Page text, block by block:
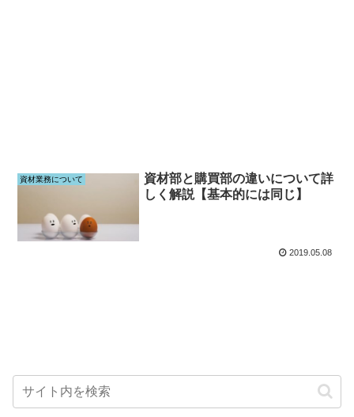
資材業務について
資材部と購買部の違いについて詳
しく解説【基本的には同じ】
2019.05.08